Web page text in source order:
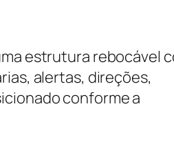
estrutura rebocável
alertas, direções,
conforme a